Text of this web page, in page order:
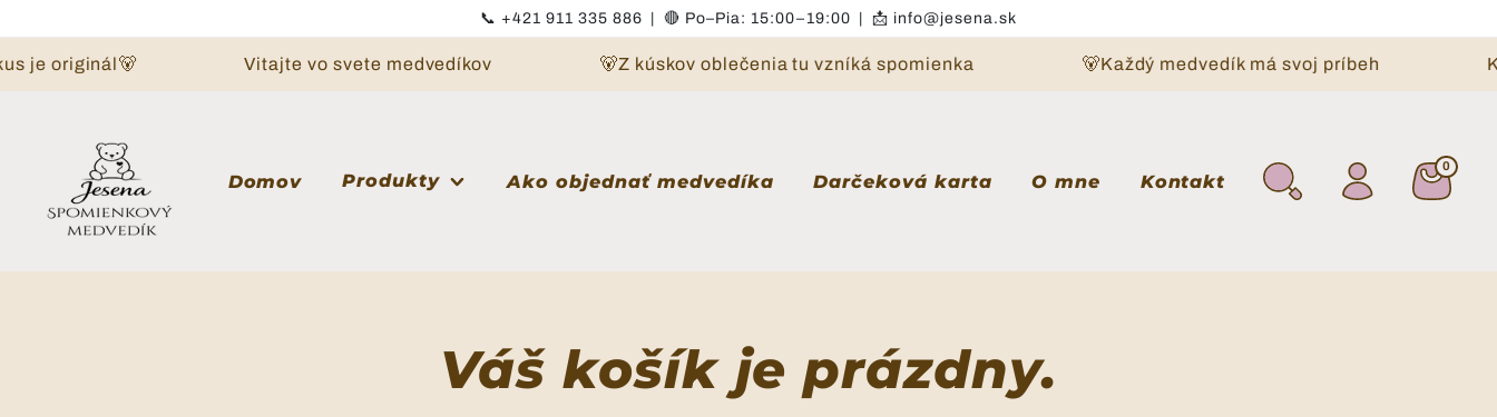
📞 +421 911 335 886 |🔴 Po–Pia: 15:00–19:00 | 📩 info@jesena.sk
je originál🐻 Vitajte vo svete medvedíkov 🐻Z kúskov oblečenia tu vzníká spomienka 🐻Každý medvedík má svoj príbeh
Domov Produkty Ako objednať medvedíka Darčeková karta O mne Kontakt Košík
00
Váš košík je prázdny.